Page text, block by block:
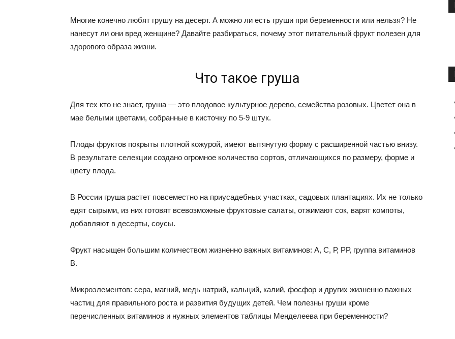
Многие конечно любят грушу на десерт. А можно ли есть груши при беременности или нельзя? Не
нанесут ли они вред женщине? Давайте разбираться, почему этот питательный фрукт полезен для
здорового образа жизни.
Что такое груша
Для тех кто не знает, груша — это плодовое культурное дерево, семейства розовых. Цветет она в
мае белыми цветами, собранные в кисточку по 5-9 штук.
Плоды фруктов покрыты плотной кожурой, имеют вытянутую форму с расширенной частью внизу.
В результате селекции создано огромное количество сортов, отличающихся по размеру, форме и
цвету плода.
В России груша растет повсеместно на приусадебных участках, садовых плантациях. Их не только
едят сырыми, из них готовят всевозможные фруктовые салаты, отжимают сок, варят компоты,
добавляют в десерты, соусы.
Фрукт насыщен большим количеством жизненно важных витаминов: А, С, Р, РР, группа витаминов
В.
Микроэлементов: сера, магний, медь натрий, кальций, калий, фосфор и других жизненно важных
частиц для правильного роста и развития будущих детей. Чем полезны груши кроме
перечисленных витаминов и нужных элементов таблицы Менделеева при беременности?